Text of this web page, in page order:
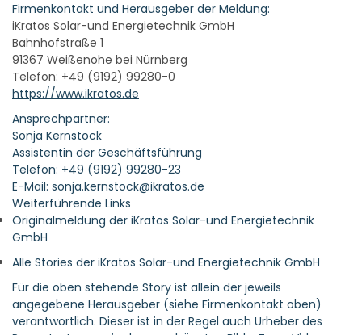
Firmenkontakt und Herausgeber der Meldung:
iKratos Solar-und Energietechnik GmbH
Bahnhofstraße 1
91367 Weißenohe bei Nürnberg
Telefon: +49 (9192) 99280-0
https://www.ikratos.de
Ansprechpartner:
Sonja Kernstock
Assistentin der Geschäftsführung
Telefon: +49 (9192) 99280-23
E-Mail: sonja.kernstock@ikratos.de
Weiterführende Links
Originalmeldung der iKratos Solar-und Energietechnik
GmbH
Alle Stories der iKratos Solar-und Energietechnik GmbH
Für die oben stehende Story ist allein der jeweils
angegebene Herausgeber (siehe Firmenkontakt oben)
verantwortlich. Dieser ist in der Regel auch Urheber des